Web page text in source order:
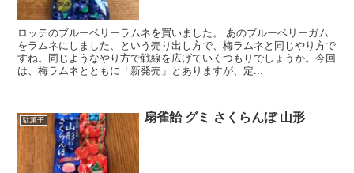
ロッテのブルーベリーラムネを買いました。 あのブルーベリーガム
をラムネにしました、という売り出し方で、梅ラムネと同じやり方で
すね。同じようなやり方で戦線を広げていくつもりでしょうか。今回
は、梅ラムネとともに「新発売」とありますが、定...
駄菓子 扇雀飴 グミ さくらんぼ 山形